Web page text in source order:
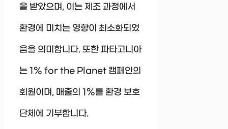
을 받았으며, 이는 제조 과정에서
환경에 미치는 영향이 최소화되었
음을 의미합니다. 또한 파타고니아
는 1% for the Planet 캠페인의
회원이며, 매출의 1%를 환경 보호
단체에 기부합니다.